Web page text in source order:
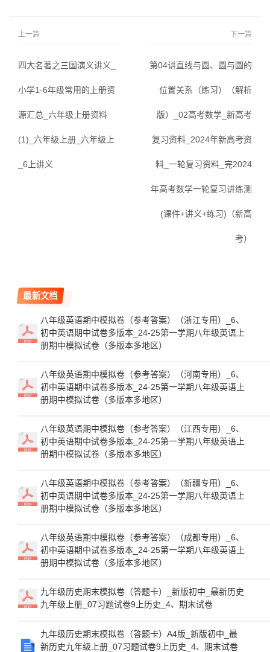
上一篇
四大名著之三国演义讲义_
小学1-6年级常用的上册资
源汇总_六年级上册资料
(1)_六年级上册_六年级上
_6上讲义
下一篇
第04讲直线与圆、圆与圆的
位置关系（练习）（解析
版）_02高考数学_新高考
复习资料_2024年新高考资
料_一轮复习资料_完2024
年高考数学一轮复习讲练测
(课件+讲义+练习)（新高
考）
最新文档
八年级英语期中模拟卷（参考答案）（浙江专用）_6、
初中英语期中试卷多版本_24-25第一学期八年级英语上
册期中模拟试卷（多版本多地区）
八年级英语期中模拟卷（参考答案）（河南专用）_6、
初中英语期中试卷多版本_24-25第一学期八年级英语上
册期中模拟试卷（多版本多地区）
八年级英语期中模拟卷（参考答案）（江西专用）_6、
初中英语期中试卷多版本_24-25第一学期八年级英语上
册期中模拟试卷（多版本多地区）
八年级英语期中模拟卷（参考答案）（新疆专用）_6、
初中英语期中试卷多版本_24-25第一学期八年级英语上
册期中模拟试卷（多版本多地区）
八年级英语期中模拟卷（参考答案）（成都专用）_6、
初中英语期中试卷多版本_24-25第一学期八年级英语上
册期中模拟试卷（多版本多地区）
九年级历史期末模拟卷（答题卡）_新版初中_最新历史
九年级上册_07习题试卷9上历史_4、期末试卷
九年级历史期末模拟卷（答题卡）A4版_新版初中_最
新历史九年级上册_07习题试卷9上历史_4、期末试卷